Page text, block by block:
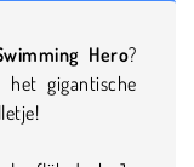
Hero?
gigantische